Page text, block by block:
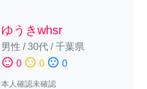
ゆうきwhsr
男性 /30代/千葉県
sentiment_satisfied 0 sentiment_neutral 0 sentiment_dissatisfied 0
本人確認未確認